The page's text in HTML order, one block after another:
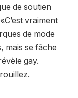
de soutien
vraiment
de mode
mais se fâche
gay.